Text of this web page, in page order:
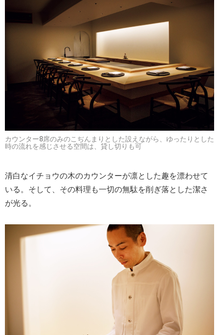
カウンター8席のみのこぢんまりとした設えながら、ゆったりとした
時の流れを感じさせる空間は、貸し切りも可
清白なイチョウの木のカウンターが凛とした趣を漂わせて
いる。そして、その料理も一切の無駄を削ぎ落とした潔さ
が光る。